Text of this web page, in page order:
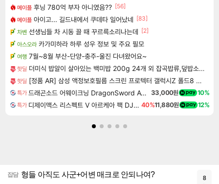
메이플 후닝 780억 부자 아니였음?? [56]
메이플 아이고... 길드내에서 쿠데타 일어났네 [83]
차벤 선생님들 차 시동 끌 때 꾸르륵소리나는데 [2]
아스오라 카가미하라 하루 성우 정보 및 주요 필모
여행 7월~8월 부산-단양-충주-울진 다녀왔어요~
핫딜 더미식 밥알이 살아있는 백미밥 200g 24개 외 잡곡밥류,덮밥소스7종 외
핫딜 [정품 AR] 삼성 액정보호필름 스크린 프로텍터 갤럭시Z 폴드8 울트라, 2매입
특가 드래곤소드 어웨이크닝 DragonSword Awakening 33,000원 10%
특가 디제이맥스 리스펙트 V 아르케아 팩 DJMAX RESPECT V Arcaea Pack DLC 40%11,880원 12%
잡담 형들 아직도 사군+어변 매크로 안되나여? 8